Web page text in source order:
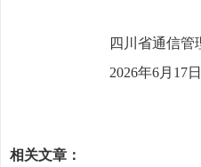
四川省通信管
2026年6月17日
相关文章：